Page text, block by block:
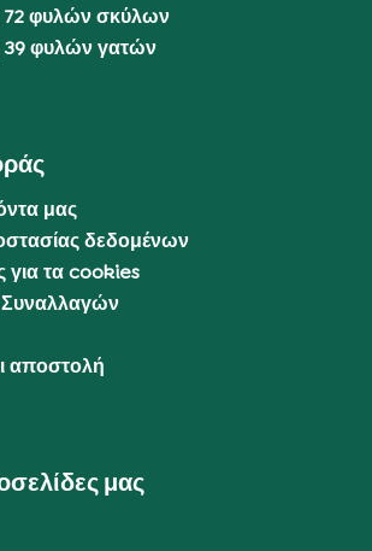
φυλών σκύλων
φυλών γατών
μας
δεδομένων
για τα cookies
Συναλλαγών
αποστολή
μας